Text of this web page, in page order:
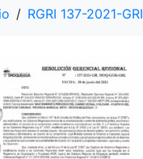
RGRI 137-2021-GRI